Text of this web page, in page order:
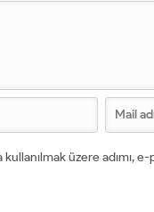
üzere adımı,